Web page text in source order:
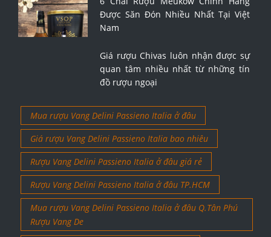
Được Săn Đón Nhiều Nhất Tại Việt
Nam
Giá rượu Chivas luôn nhận được sự
quan tâm nhiều nhất từ những tín
đồ rượu ngoại
Mua rượu Vang Delini Passieno Italia ở đâu
Giá rượu Vang Delini Passieno Italia bao nhiêu
Rượu Vang Delini Passieno Italia ở đâu giá rẻ
Rượu Vang Delini Passieno Italia ở đâu TP.HCM
Mua rượu Vang Delini Passieno Italia ở đâu Q.Tân Phú
Rượu Vang De